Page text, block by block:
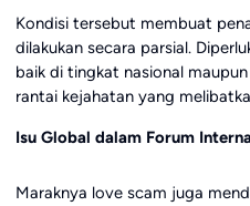
Kondisi tersebut membuat
dilakukan secara parsial.
baik di tingkat nasional
rantai kejahatan yang
Isu Global dalam Forum
Maraknya love scam juga